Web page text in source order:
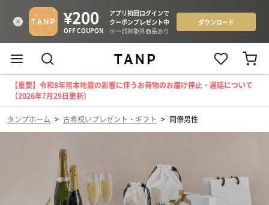
【重要】令和8年熊本地震の影響に伴うお荷物のお届け停止・遅延について
（2026年7月29日更新）
タンプホーム > 古希祝いプレゼント・ギフト > 同僚男性